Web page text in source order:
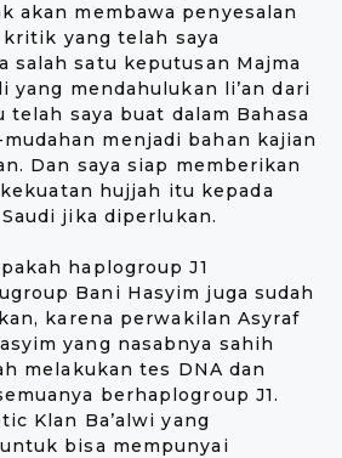
akan membawa penyesalan
yang telah saya
salah satu keputusan Majma
yang mendahulukan li’an dari
saya buat dalam Bahasa
menjadi bahan kajian
Dan saya siap memberikan
hujjah itu kepada
jika diperlukan.
haplogroup J1
Bani Hasyim juga sudah
karena perwakilan Asyraf
yang nasabnya sahih
melakukan tes DNA dan
berhaplogroup J1.
Klan Ba’alwi yang
bisa mempunyai